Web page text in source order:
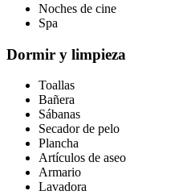
Noches de cine
Spa
Dormir y limpieza
Toallas
Bañera
Sábanas
Secador de pelo
Plancha
Artículos de aseo
Armario
Lavadora